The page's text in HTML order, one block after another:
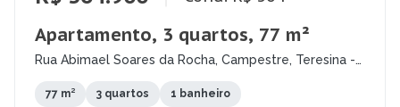
Apartamento, 3 quartos, 77 m²
Rua Abimael Soares da Rocha, Campestre, Teresina -
77 m² 3 quartos 1 banheiro